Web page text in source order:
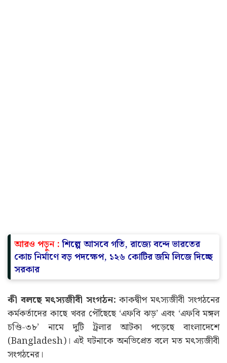
আরও পড়ুন :শিল্পে আসবে গতি, রাজ্যে বন্দে ভারতের
কোচ নির্মাণে বড় পদক্ষেপ, ১২৬ কোটির জমি লিজে দিচ্ছে
সরকার
কী বলছে মৎস্যজীবী সংগঠন: কাকদ্বীপ মৎস্যজীবী সংগঠনের
কর্মকর্তাদের কাছে খবর পৌঁছেছে ‘এফবি ঝড়’ এবং ‘এফবি মঙ্গল
চণ্ডি-৩৮’ নামে দুটি ট্রলার আটকা পড়েছে বাংলাদেশে
(Bangladesh)। এই ঘটনাকে অনভিপ্রেত বলে মত মৎস্যজীবী
সংগঠনের।